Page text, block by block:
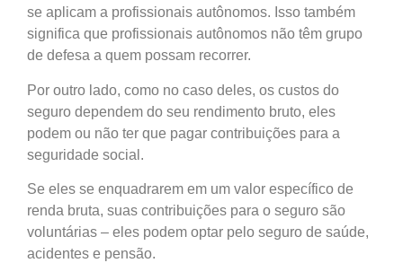
se aplicam a profissionais autônomos. Isso também
significa que profissionais autônomos não têm grupo
de defesa a quem possam recorrer.
Por outro lado, como no caso deles, os custos do
seguro dependem do seu rendimento bruto, eles
podem ou não ter que pagar contribuições para a
seguridade social.
Se eles se enquadrarem em um valor específico de
renda bruta, suas contribuições para o seguro são
voluntárias – eles podem optar pelo seguro de saúde,
acidentes e pensão.